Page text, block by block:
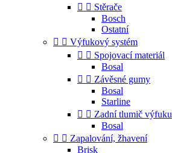
  Stěrače
Bosch
Ostatní
  Výfukový systém
  Spojovací materiál
Bosal
  Závěsné gumy
Bosal
Starline
  Zadní tlumič výfuku
Bosal
  Zapalování, žhavení
Brisk